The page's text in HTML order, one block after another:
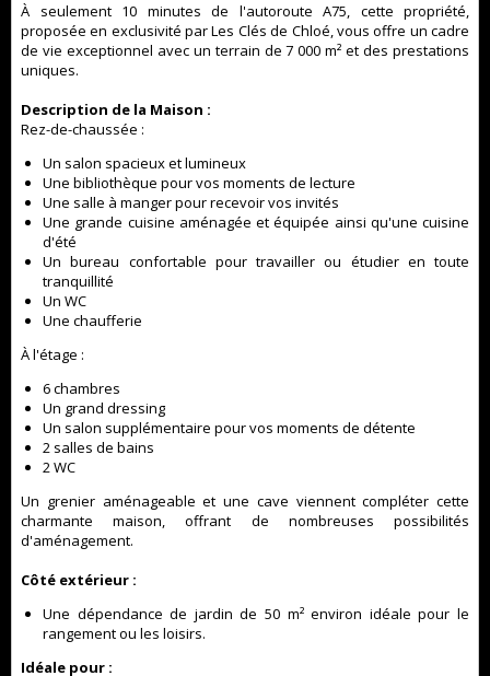
À seulement 10 minutes de l'autoroute A75, cette propriété,
proposée en exclusivité par Les Clés de Chloé, vous offre un cadre
de vie exceptionnel avec un terrain de 7 000 m² et des prestations
uniques.
Description de la Maison :
Rez-de-chaussée :
Un salon spacieux et lumineux
Une bibliothèque pour vos moments de lecture
Une salle à manger pour recevoir vos invités
Une grande cuisine aménagée et équipée ainsi qu'une cuisine
d'été
Un bureau confortable pour travailler ou étudier en toute
tranquillité
Un WC
Une chaufferie
À l'étage :
6 chambres
Un grand dressing
Un salon supplémentaire pour vos moments de détente
2 salles de bains
2 WC
Un grenier aménageable et une cave viennent compléter cette
charmante maison, offrant de nombreuses possibilités
d'aménagement.
Côté extérieur :
Une dépendance de jardin de 50 m² environ idéale pour le
rangement ou les loisirs.
Idéale pour :